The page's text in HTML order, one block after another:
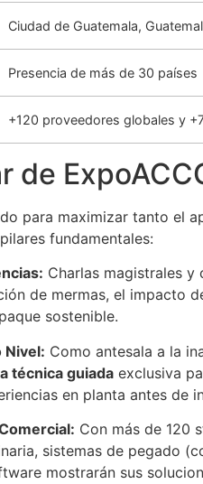
Ciudad de Guatemala,
Presencia de más de 30 países
+120 proveedores globales y
de
para maximizar tanto el
fundamentales:
Charlas magistrales
de mermas, el impacto
sostenible.
Nivel: Como antesala a la
técnica guiada exclusiva
en planta antes de
Con más de 120
sistemas de pegado
mostrarán sus